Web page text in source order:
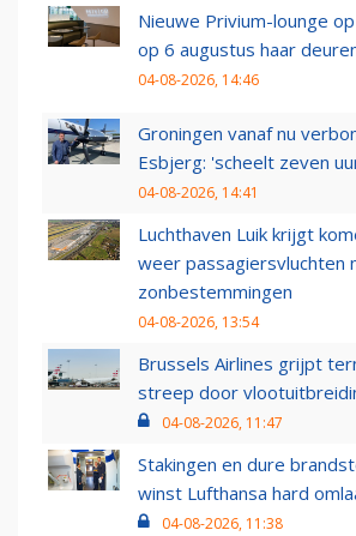
Nieuwe Privium-lounge
op 6 augustus haar
04-08-2026, 14:46
Groningen vanaf nu
Esbjerg: 'scheelt zeven
04-08-2026, 14:41
Luchthaven Luik krijgt
weer passagiersvluchten
zonbestemmingen
04-08-2026, 13:54
Brussels Airlines grijpt
streep door
04-08-2026, 11:47
Stakingen en dure
winst Lufthansa hard
04-08-2026, 11:38